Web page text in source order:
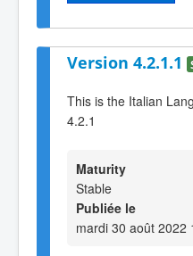
Version 4.2.1.1
This is the Italian
4.2.1
Maturity
Stable
Publiée le
mardi 30 août 2022